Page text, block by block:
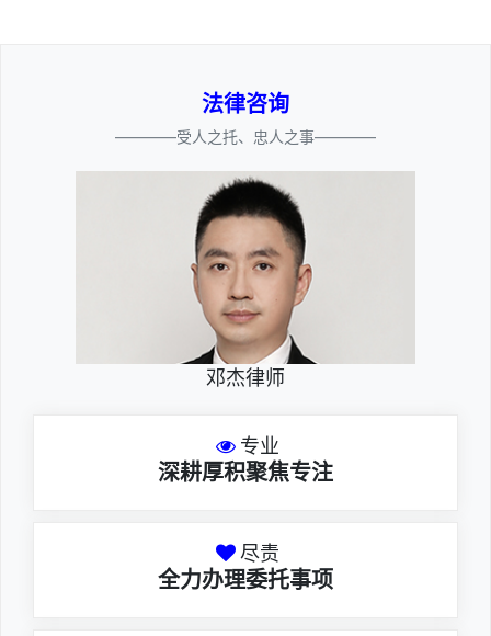
法律咨询
————受人之托、忠人之事————
邓杰律师
专业
深耕厚积聚焦专注
尽责
全力办理委托事项